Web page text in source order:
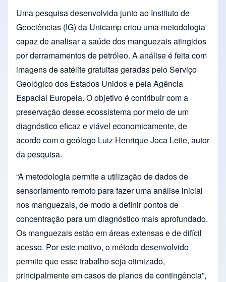
Uma pesquisa desenvolvida junto ao Instituto de
Geociências (IG) da Unicamp criou uma metodologia
capaz de analisar a saúde dos manguezais atingidos
por derramamentos de petróleo. A análise é feita com
imagens de satélite gratuitas geradas pelo Serviço
Geológico dos Estados Unidos e pela Agência
Espacial Europeia. O objetivo é contribuir com a
preservação desse ecossistema por meio de um
diagnóstico eficaz e viável economicamente, de
acordo com o geólogo Luiz Henrique Joca Leite, autor
da pesquisa.
“A metodologia permite a utilização de dados de
sensoriamento remoto para fazer uma análise inicial
nos manguezais, de modo a definir pontos de
concentração para um diagnóstico mais aprofundado.
Os manguezais estão em áreas extensas e de difícil
acesso. Por este motivo, o método desenvolvido
permite que esse trabalho seja otimizado,
principalmente em casos de planos de contingência”,